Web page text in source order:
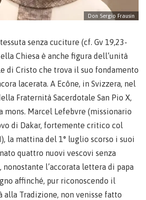
Don Sergio Frausin
senza cuciture (cf. Gv 19,23-
Chiesa è anche figura dell’unità
di Cristo che trova il suo fondamento
lacerata. A Ecône, in Svizzera, nel
Fraternità Sacerdotale San Pio X,
mons. Marcel Lefebvre (missionario
di Dakar, fortemente critico col
la mattina del 1° luglio scorso i suoi
quattro nuovi vescovi senza
l’accorata lettera di papa
affinché, pur riconoscendo il
Tradizione, non venisse fatto